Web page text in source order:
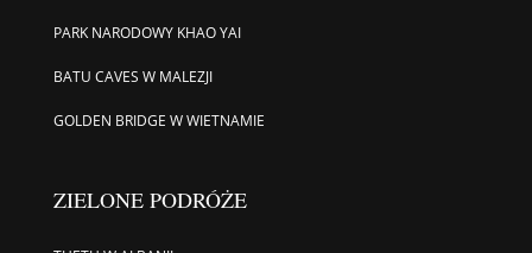
PARK NARODOWY KHAO YAI
BATU CAVES W MALEZJI
GOLDEN BRIDGE W WIETNAMIE
ZIELONE PODRÓŻE